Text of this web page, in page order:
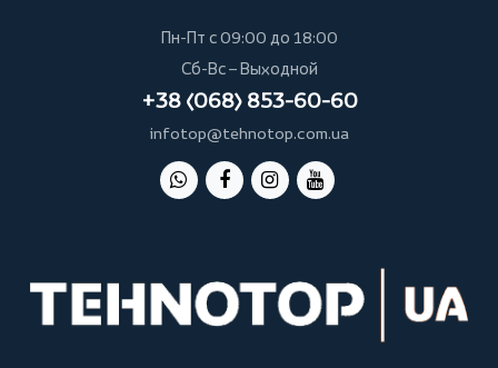
Пн-Пт с 09:00 до 18:00
Сб-Вс – Выходной
+38 (068) 853-60-60
infotop@tehnotop.com.ua